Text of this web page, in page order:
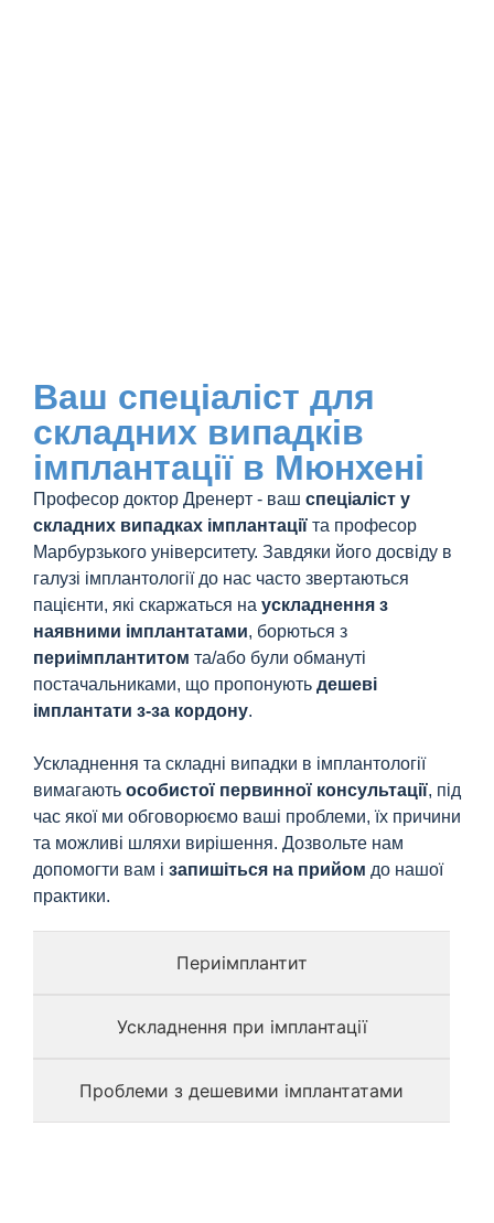
Ваш спеціаліст для
складних випадків
імплантації в Мюнхені
Професор доктор Дренерт - ваш спеціаліст у
складних випадках імплантації та професор
Марбурзького університету. Завдяки його досвіду в
галузі імплантології до нас часто звертаються
пацієнти, які скаржаться на ускладнення з
наявними імплантатами, борються з
периімплантитом та/або були обмануті
постачальниками, що пропонують дешеві
імплантати з-за кордону.
Ускладнення та складні випадки в імплантології
вимагають особистої первинної консультації, під
час якої ми обговорюємо ваші проблеми, їх причини
та можливі шляхи вирішення. Дозвольте нам
допомогти вам і запишіться на прийом до нашої
практики.
Периімплантит
Ускладнення при імплантації
Проблеми з дешевими імплантатами